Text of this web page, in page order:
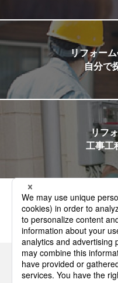
リフォー
自分で
リフ
工事工
Panasonicの住ま